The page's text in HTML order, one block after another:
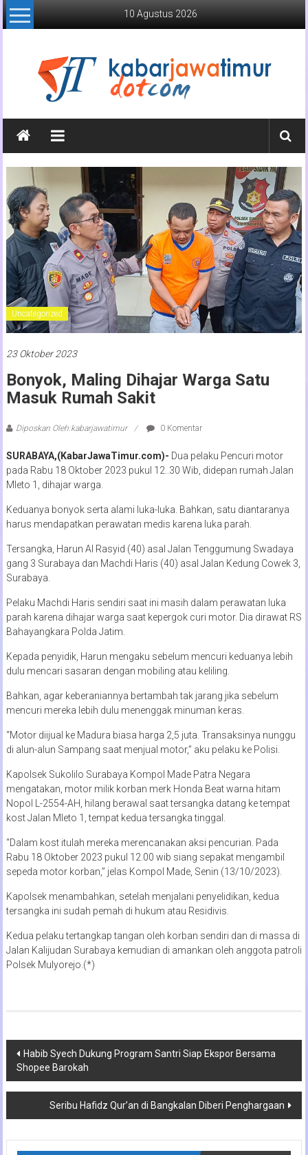
Lompat
ke
10 Agustus 2026
Kabar
Jawa
Timur
Media
Online
Jawa
Timur
Uncategorized
23 Oktober 2023
Bonyok, Maling Dihajar Warga Satu
Masuk Rumah Sakit
Diposkan Oleh:kabarjawatimur 0 Komentar
SURABAYA,(KabarJawaTimur.com)- Dua pelaku Pencuri motor
pada Rabu 18 Oktober 2023 pukul 12..30 Wib, didepan rumah Jalan
Mleto 1, dihajar warga.
Keduanya bonyok serta alami luka-luka. Bahkan, satu diantaranya
harus mendapatkan perawatan medis karena luka parah.
Tersangka, Harun Al Rasyid (40) asal Jalan Tenggumung Swadaya
gang 3 Surabaya dan Machdi Haris (40) asal Jalan Kedung Cowek 3,
Surabaya.
Pelaku Machdi Haris sendiri saat ini masih dalam perawatan luka
parah karena dihajar warga saat kepergok curi motor. Dia dirawat RS
Bahayangkara Polda Jatim.
Kepada penyidik, Harun mengaku sebelum mencuri keduanya lebih
dulu mencari sasaran dengan mobiling atau keliling.
Bahkan, agar keberaniannya bertambah tak jarang jika sebelum
mencuri mereka lebih dulu menenggak minuman keras.
“Motor diijual ke Madura biasa harga 2,5 juta. Transaksinya nunggu
di alun-alun Sampang saat menjual motor,” aku pelaku ke Polisi.
Kapolsek Sukolilo Surabaya Kompol Made Patra Negara
mengatakan, motor milik korban merk Honda Beat warna hitam
Nopol L-2554-AH, hilang berawal saat tersangka datang ke tempat
kost Jalan Mleto 1, tempat kedua tersangka tinggal.
“Dalam kost itulah mereka merencanakan aksi pencurian. Pada
Rabu 18 Oktober 2023 pukul 12.00 wib siang sepakat mengambil
sepeda motor korban,” jelas Kompol Made, Senin (13/10/2023).
Kapolsek menambahkan, setelah menjalani penyelidikan, kedua
tersangka ini sudah pemah di hukum atau Residivis.
Kedua pelaku tertangkap tangan oleh korban sendiri dan di massa di
Jalan Kalijudan Surabaya kemudian di amankan oleh anggota patroli
Polsek Mulyorejo.(*)
Navigasi
pos
Habib Syech Dukung Program Santri Siap Ekspor Bersama
Shopee Barokah
Seribu Hafidz Qur’an di Bangkalan Diberi Penghargaan